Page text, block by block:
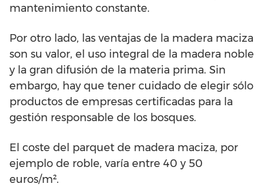
mantenimiento constante.
Por otro lado, las ventajas de la madera maciza
son su valor, el uso integral de la madera noble
y la gran difusión de la materia prima. Sin
embargo, hay que tener cuidado de elegir sólo
productos de empresas certificadas para la
gestión responsable de los bosques.
El coste del parquet de madera maciza, por
ejemplo de roble, varía entre 40 y 50
euros/m².